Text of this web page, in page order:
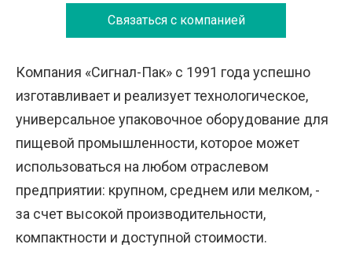
Связаться с компанией
Компания «Сигнал-Пак» с 1991 года успешно
изготавливает и реализует технологическое,
универсальное упаковочное оборудование для
пищевой промышленности, которое может
использоваться на любом отраслевом
предприятии: крупном, среднем или мелком, -
за счет высокой производительности,
компактности и доступной стоимости.